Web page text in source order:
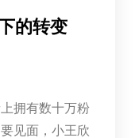
的转变
拥有数十万粉
见面，小王欣